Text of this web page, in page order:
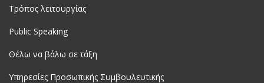
Τρόπος λειτουργίας
Public Speaking
Θέλω να βάλω σε τάξη
Υπηρεσίες Προσωπικής Συμβουλευτικής